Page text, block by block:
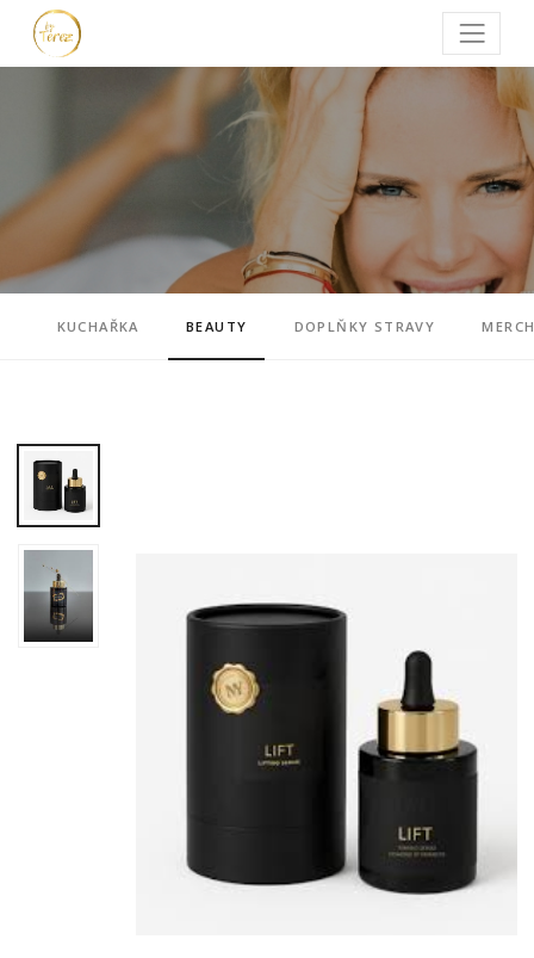
KUCHAŘKA BEAUTY DOPLŇKY STRAVY